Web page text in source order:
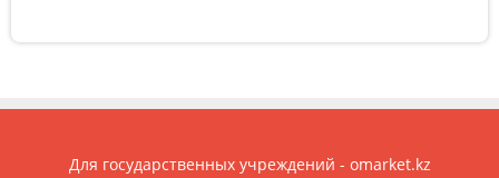
Для государственных учреждений - omarket.kz